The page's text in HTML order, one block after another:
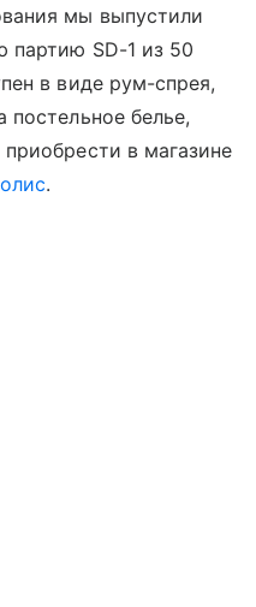
мы выпустили
партию SD-1 из 50
в виде рум-спрея,
постельное белье,
в магазине
.